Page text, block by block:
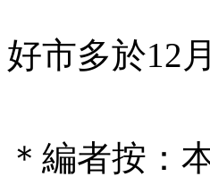
好市多於12
＊編者按：